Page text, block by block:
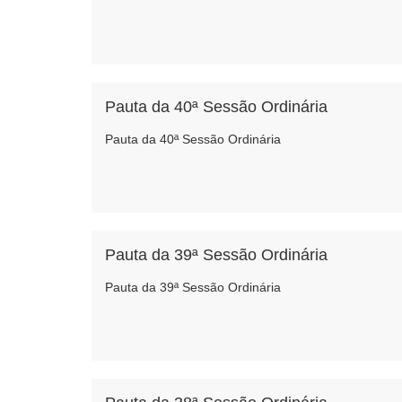
Pauta da 40ª Sessão Ordinária
Pauta da 40ª Sessão Ordinária
Pauta da 39ª Sessão Ordinária
Pauta da 39ª Sessão Ordinária